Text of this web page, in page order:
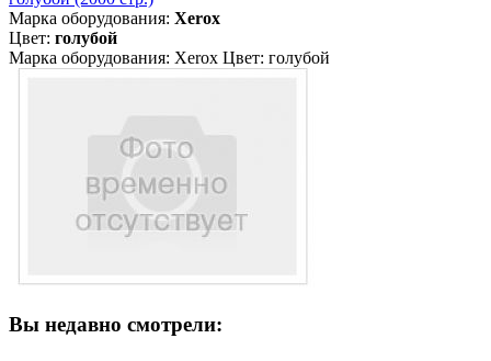
Марка оборудования: Xerox
Цвет: голубой
Марка оборудования: Xerox Цвет: голубой
Вы недавно смотрели: